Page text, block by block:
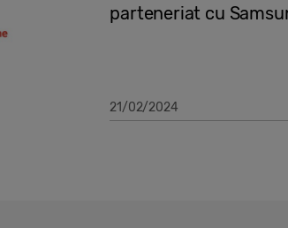
parteneriat cu
21/02/2024